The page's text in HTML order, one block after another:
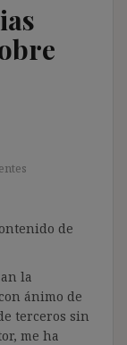
de
la
ánimo de
terceros sin
me ha